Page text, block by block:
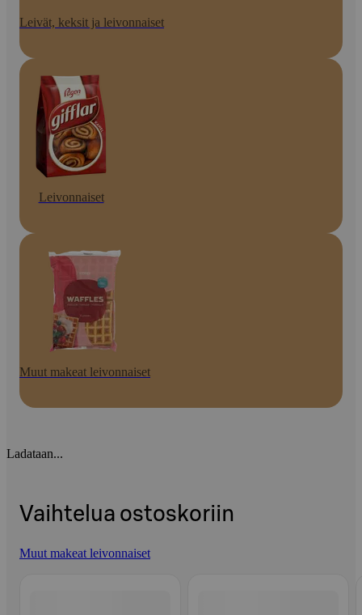
Leivät, keksit ja leivonnaiset
Leivonnaiset
Muut makeat leivonnaiset
Ladataan...
Vaihtelua ostoskoriin
Muut makeat leivonnaiset